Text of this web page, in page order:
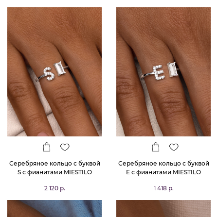
Серебряное кольцо с буквой
S с фианитами MIESTILO
2 120 р.
Серебряное кольцо с буквой
E с фианитами MIESTILO
1 418 р.